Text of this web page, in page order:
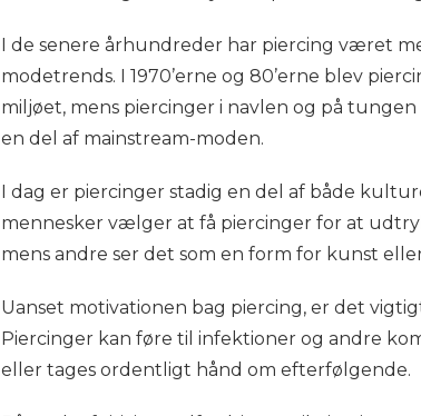
I de senere århundreder har piercing været
modetrends. I 1970’erne og 80’erne blev
miljøet, mens piercinger i navlen og på
en del af mainstream-moden.
I dag er piercinger stadig en del af både
mennesker vælger at få piercinger for at
mens andre ser det som en form for kunst
Uanset motivationen bag piercing, er det
Piercinger kan føre til infektioner og andre
eller tages ordentligt hånd om efterfølgende.